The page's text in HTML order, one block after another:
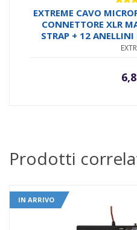
5.00
EXTREME CAVO
CONNETTORE XLR
STRAP + 12
6.5MM CONNETTORI
Prodotti
IN ARRIVO